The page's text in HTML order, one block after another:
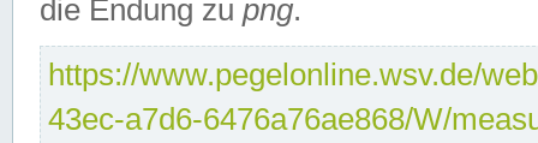
die Endung zu png.
https://www.pegelonline.wsv.de/
43ec-a7d6-6476a76ae868/W/